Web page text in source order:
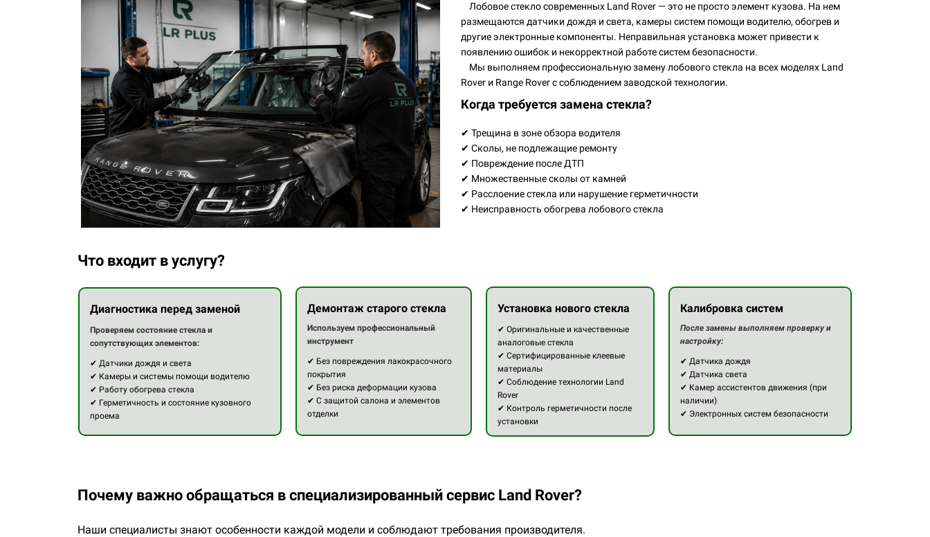
Лобовое стекло современных Land Rover — это не просто элемент кузова. На нем
размещаются датчики дождя и света, камеры систем помощи водителю, обогрев и
другие электронные компоненты. Неправильная установка может привести к
появлению ошибок и некорректной работе систем безопасности.
Мы выполняем профессиональную замену лобового стекла на всех моделях Land
Rover и Range Rover с соблюдением заводской технологии.
Когда требуется замена стекла?
✔ Трещина в зоне обзора водителя
✔ Сколы, не подлежащие ремонту
✔ Повреждение после ДТП
✔ Множественные сколы от камней
✔ Расслоение стекла или нарушение герметичности
✔ Неисправность обогрева лобового стекла
Что входит в услугу?
Диагностика перед заменой
Проверяем состояние стекла и
сопутствующих элементов:
✔ Датчики дождя и света
✔ Камеры и системы помощи водителю
✔ Работу обогрева стекла
✔ Герметичность и состояние кузовного
проема
Демонтаж старого стекла
Используем профессиональный
инструмент
✔ Без повреждения лакокрасочного
покрытия
✔ Без риска деформации кузова
✔ С защитой салона и элементов
отделки
Установка нового стекла
✔ Оригинальные и качественные
аналоговые стекла
✔ Сертифицированные клеевые
материалы
✔ Соблюдение технологии Land
Rover
✔ Контроль герметичности после
установки
Калибровка систем
После замены выполняем проверку и
настройку:
✔ Датчика дождя
✔ Датчика света
✔ Камер ассистентов движения (при
наличии)
✔ Электронных систем безопасности
Почему важно обращаться в специализированный сервис Land Rover?
Наши специалисты знают особенности каждой модели и соблюдают требования производителя.